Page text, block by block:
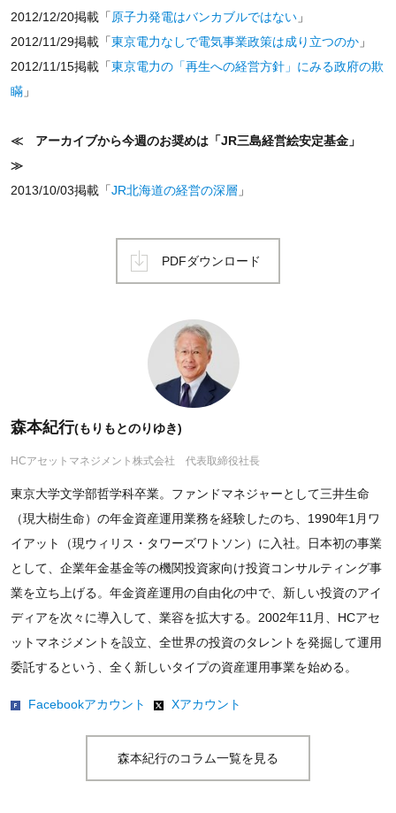
2012/12/20掲載「原子力発電はバンカブルではない」
2012/11/29掲載「東京電力なしで電気事業政策は成り立つのか」
2012/11/15掲載「東京電力の「再生への経営方針」にみる政府の欺
瞞」
≪ アーカイブから今週のお奨めは「JR三島経営絵安定基金」
≫
2013/10/03掲載「JR北海道の経営の深層」
PDFダウンロード
森本紀行(もりもとのりゆき)
HCアセットマネジメント株式会社 代表取締役社長
東京大学文学部哲学科卒業。ファンドマネジャーとして三井生命
（現大樹生命）の年金資産運用業務を経験したのち、1990年1月ワ
イアット（現ウィリス・タワーズワトソン）に入社。日本初の事業
として、企業年金基金等の機関投資家向け投資コンサルティング事
業を立ち上げる。年金資産運用の自由化の中で、新しい投資のアイ
ディアを次々に導入して、業容を拡大する。2002年11月、HCアセ
ットマネジメントを設立、全世界の投資のタレントを発掘して運用
委託するという、全く新しいタイプの資産運用事業を始める。
Facebookアカウント Xアカウント
森本紀行のコラム一覧を見る